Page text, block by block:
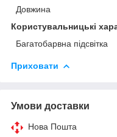
Довжина
Користувальницькі
Багатобарвна підсвітка
Приховати
Умови доставки
Нова Пошта